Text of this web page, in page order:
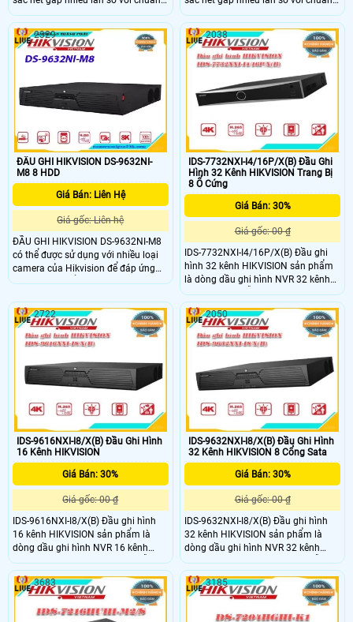
analog thông thường. Khả năng
truyền hình ảnh HD qua mạng tốt,
hỗ trợ xem camera trên nhiều trình
duyệt web và hệ điều hành trên máy
Hikvision iDS-7204HUHI-M1/E cho
chuẩn nén hình ảnh H
analog thông thường. Khả năng
truyền hình ảnh HD qua mạng tốt,
hỗ trợ xem camera trên nhiều trình
duyệt web và hệ điều hành trên máy
tính khác nhau. Đầu ghi hình Turbo
4.0 5MP 8 kênh Hikvision iDS-
7208HUHI-M1/E
ĐẦU GHI HIKVISION DS-9632NI-
M8 8 HDD
Giá Bán: Liên Hệ
Giá gốc: Liên hệ
ĐẦU GHI HIKVISION DS-9632NI-M8
có thể được sử dụng với nhiều loại
camera của Hikvision để đáp ứng
nhu cầu cụ thể của người dùng
Thiết bị phù hợp sử dụng ở cả
không gian trong nhà và ngoài trời
như sảnh công cộng, quảng trường,
sân vận động, nhà ga… nơi có góc
quan sát rộng hơn, sắc nét hơn ,
hình ảnh chi tiết hơn được yêu cầu
2329
IDS-7732NXI-I4/16P/X(B) Đầu Ghi
Hình 32 Kênh HIKVISION Trang Bị
8 Ổ Cứng
Giá Bán: 30%
Giá gốc: 00 ₫
IDS-7732NXI-I4/16P/X(B) Đầu ghi
hình 32 kênh HIKVISION sản phẩm
là dòng dầu ghi hình NVR 32 kênh
camera POE Hỗ trợ camera tối đa
12 Megapixel. Hỗ trợ 16ch Nhận
diện & phân tích 32 thư viện và
100,000 khuôn mặt. Xuất hình độc
lập VGA / HDMI 4K. Hỗ trợ 4 ổ cứng
Sata 10TB, 1 eSata 2 LAN 1Gbps,
1USB 3
2038
IDS-9616NXI-I8/X(B) Đầu Ghi Hình
16 Kênh HIKVISION
Giá Bán: 30%
Giá gốc: 00 ₫
IDS-9616NXI-I8/X(B) Đầu ghi hình
16 kênh HIKVISION sản phẩm là
dòng dầu ghi hình NVR 16 kênh
camera tối đa 12 Megapixel. Hỗ trợ
16ch Nhận diện & phân tích 32 thư
viện và 100,000 khuôn mặt. Xuất
hình độc lập 4K HDMI1/HDMI2. Hỗ
trợ 8 ổ cứng Sata 10TB, 1 eSata 2
2722
IDS-9632NXI-I8/X(B) Đầu Ghi Hình
32 Kênh HIKVISION 8 Cổng Sata
Giá Bán: 30%
Giá gốc: 00 ₫
IDS-9632NXI-I8/X(B) Đầu ghi hình
32 kênh HIKVISION sản phẩm là
dòng dầu ghi hình NVR 32 kênh
camera tối đa 12 Megapixel. Hỗ trợ
16ch Nhận diện & phân tích 32 thư
viện và 100,000 khuôn mặt. Xuất
hình độc lập 4K HDMI1/HDMI2. Hỗ
trợ 8 ổ cứng Sata 10TB, 1 eSata 2
2050
3683 3185